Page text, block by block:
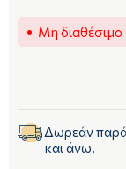
Μη διαθέσιμο
Δωρεάν
και άνω.